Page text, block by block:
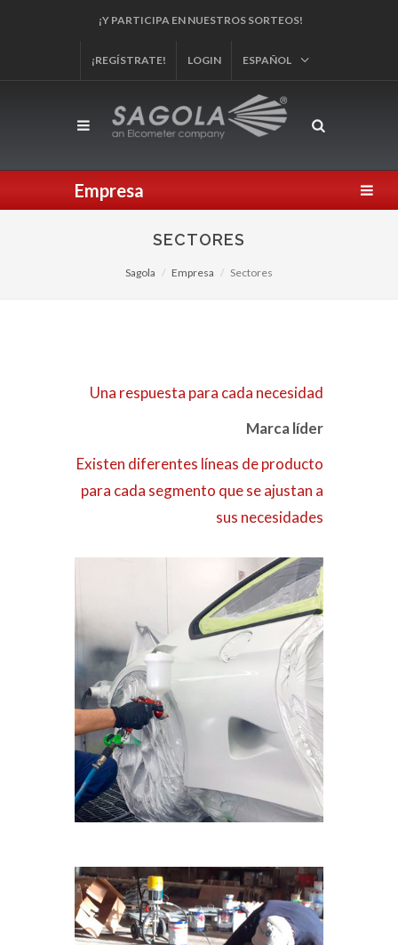
¡REGÍSTRA TU PRODUCTO!
¡REGÍSTRATE! LOGIN ESPAÑOL
Empresa
SECTORES
Sagola Empresa Sectores
Una respuesta para cada necesidad
Marca líder
Existen diferentes líneas de producto
para cada segmento que se ajustan a
sus necesidades